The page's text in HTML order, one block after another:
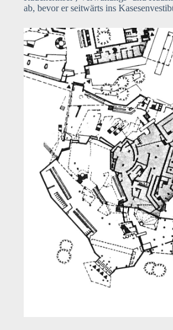
ab, bevor er seitwärts ins